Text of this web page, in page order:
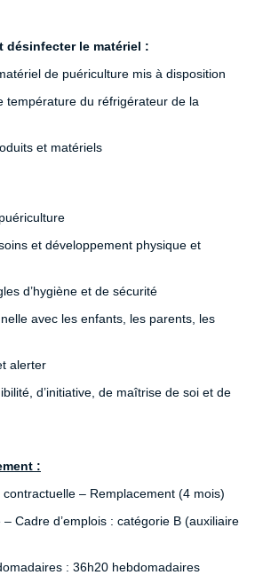
désinfecter le matériel :
de puériculture mis à disposition
température du réfrigérateur de la
et matériels
et développement physique et
d’hygiène et de sécurité
avec les enfants, les parents, les
alerter
d’initiative, de maîtrise de soi et de
:
– Remplacement (4 mois)
Cadre d’emplois : catégorie B (auxiliaire
: 36h20 hebdomadaires